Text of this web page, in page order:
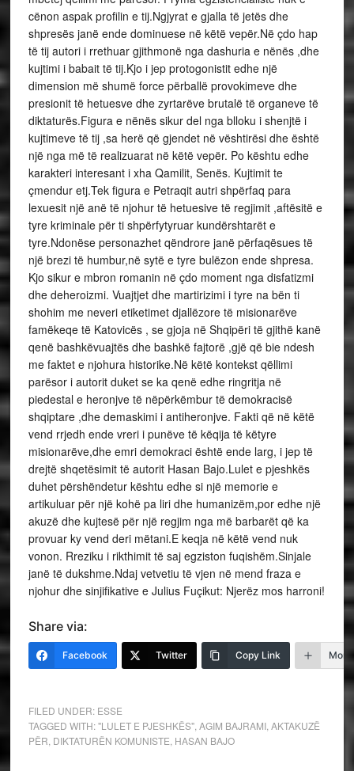
cënon aspak profilin e tij.Ngjyrat e gjalla të jetës dhe
shpresës janë ende dominuese në këtë vepër.Në çdo hap
të tij autori i rrethuar gjithmonë nga dashuria e nënës ,dhe
kujtimi i babait të tij.Kjo i jep protogonistit edhe një
dimension më shumë force përballë provokimeve dhe
presionit të hetuesve dhe zyrtarëve brutalë të organeve të
diktaturës.Figura e nënës sikur del nga blloku i shenjtë i
kujtimeve të tij ,sa herë që gjendet në vështirësi dhe është
një nga më të realizuarat në këtë vepër. Po kështu edhe
karakteri interesant i xha Qamilit, Senës. Kujtimit te
çmendur etj.Tek figura e Petraqit autri shpërfaq para
lexuesit një anë të njohur të hetuesive të regjimit ,aftësitë e
tyre kriminale për ti shpërfytyruar kundërshtarët e
tyre.Ndonëse personazhet qëndrore janë përfaqësues të
një brezi të humbur,në sytë e tyre bulëzon ende shpresa.
Kjo sikur e mbron romanin në çdo moment nga disfatizmi
dhe deheroizmi. Vuajtjet dhe martirizimi i tyre na bën ti
shohim me neveri etiketimet djallëzore të misionarëve
famëkeqe të Katovicës , se gjoja në Shqipëri të gjithë kanë
qenë bashkëvuajtës dhe bashkë fajtorë ,gjë që bie ndesh
me faktet e njohura historike.Në këtë kontekst qëllimi
parësor i autorit duket se ka qenë edhe ringritja në
piedestal e heronjve të nëpërkëmbur të demokracisë
shqiptare ,dhe demaskimi i antiheronjve. Fakti që në këtë
vend rrjedh ende vreri i punëve të këqija të këtyre
misionarëve,dhe emri demokraci është ende larg, i jep të
drejtë shqetësimit të autorit Hasan Bajo.Lulet e pjeshkës
duhet përshëndetur kështu edhe si një memorie e
artikuluar për një kohë pa liri dhe humanizëm,por edhe një
akuzë dhe kujtesë për një regjim nga më barbarët që ka
provuar ky vend deri mëtani.E keqja në këtë vend nuk
vonon. Rreziku i rikthimit të saj egziston fuqishëm.Sinjale
janë të dukshme.Ndaj vetvetiu të vjen në mend fraza e
njohur dhe sinjifikative e Julius Fuçikut: Njerëz mos harroni!
Share via:
Facebook Twitter Copy Link More
FILED UNDER: ESSE
TAGGED WITH:"LULET E PJESHKËS", AGIM BAJRAMI, AKTAKUZË
PËR DIKTATURËN KOMUNISTE HASAN BAJO